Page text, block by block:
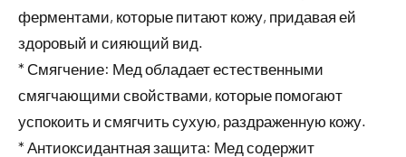
ферментами, которые питают кожу, придавая ей
здоровый и сияющий вид.
* Смягчение: Мед обладает естественными
смягчающими свойствами, которые помогают
успокоить и смягчить сухую, раздраженную кожу.
* Антиоксидантная защита: Мед содержит